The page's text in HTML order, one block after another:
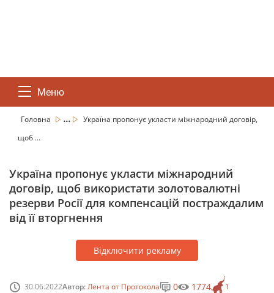
Меню
Головна ...
Україна пропонує укласти міжнародний договір,
щоб ...
Україна пропонує укласти міжнародний
договір, щоб використати золотовалютні
резерви Росії для компенсацій постраждалим
від її вторгнення
Відключити рекламу
30.06.2022Автор:Лента от Протокола 1
0 1774